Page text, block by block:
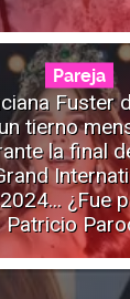
Pareja
Fuster
un tierno
la final
2024... ¿Fue
Patricio